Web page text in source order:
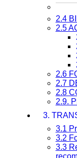
2.4
2.5
2.6
2.7
2.8
2.9.
3.
3.1
3.2
3.3